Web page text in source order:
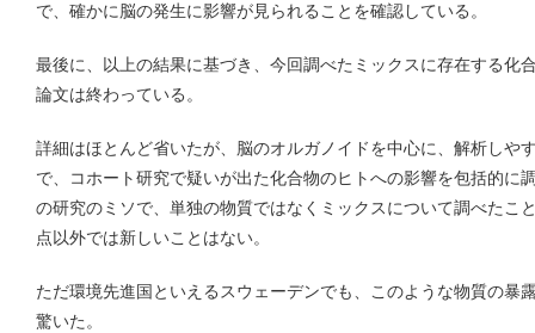
で、確かに脳の発生に影響が見られることを確認している。
最後に、以上の結果に基づき、今回調べたミックスに存在する化
論文は終わっている。
詳細はほとんど省いたが、脳のオルガノイドを中心に、解析しや
で、コホート研究で疑いが出た化合物のヒトへの影響を包括的に
の研究のミソで、単独の物質ではなくミックスについて調べたこ
点以外では新しいことはない。
ただ環境先進国といえるスウェーデンでも、このような物質の暴
驚いた。